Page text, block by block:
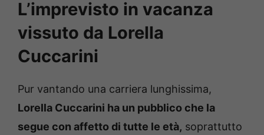
L’imprevisto in vacanza
vissuto da Lorella
Cuccarini
Pur vantando una carriera lunghissima,
Lorella Cuccarini ha un pubblico che la
segue con affetto di tutte le età, soprattutto